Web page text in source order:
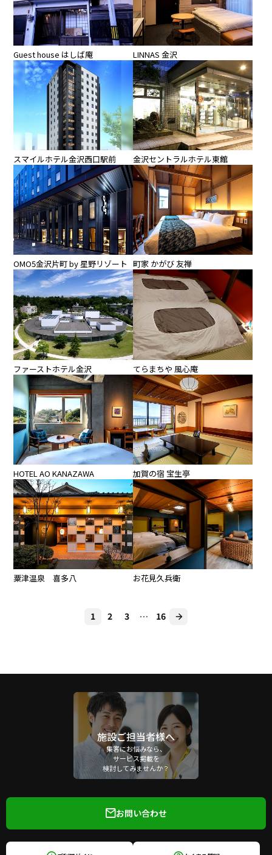
Guest house はしば庵 LINNAS 金沢
スマイルホテル金沢西口駅前 金沢セントラルホテル東館
OMO5金沢片町 by 星野リゾート 町家 かがび 友禅
ファーストホテル金沢 てらまちや 風心庵
HOTEL AO KANAZAWA 加賀の宿 宝生亭
粟津温泉 喜多八 お花見久兵衛
1 2 3 … 16
施設ご担当者様へ
集客にお悩みなら、
サービス掲載を
検討してみませんか？
お問い合わせ